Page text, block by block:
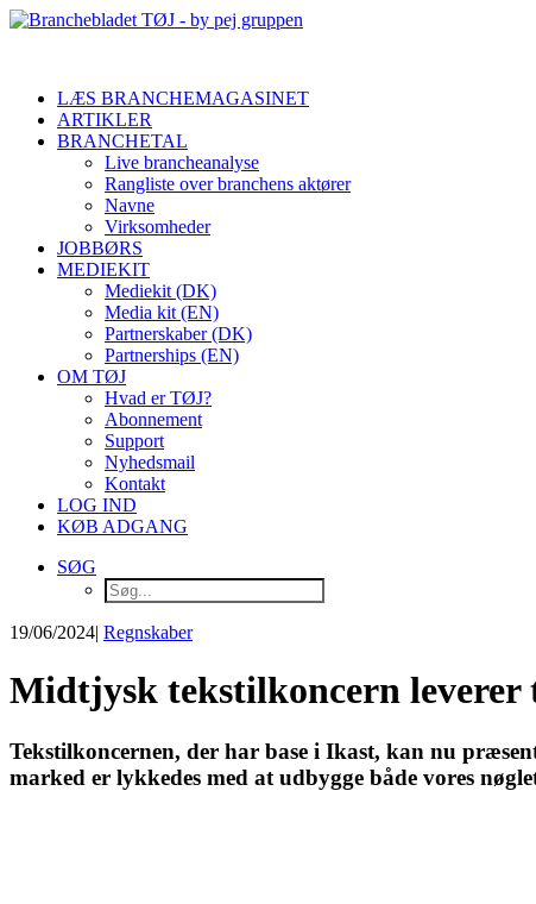
LÆS BRANCHEMAGASINET
ARTIKLER
BRANCHETAL
Live brancheanalyse
Rangliste over branchens aktører
Navne
Virksomheder
JOBBØRS
MEDIEKIT
Mediekit (DK)
Media kit (EN)
Partnerskaber (DK)
Partnerships (EN)
OM TØJ
Hvad er TØJ?
Abonnement
Support
Nyhedsmail
Kontakt
LOG IND
KØB ADGANG
SØG
19/06/2024| Regnskaber
Midtjysk tekstilkoncern
Tekstilkoncernen, der har base i Ikast, kan nu
marked er lykkedes med at udbygge både vores